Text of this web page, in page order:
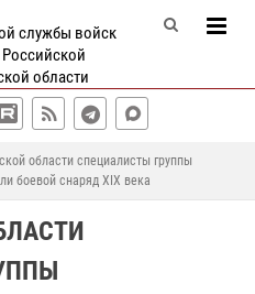
службы войск
области
области специалисты группы
боевой снаряд XIX века